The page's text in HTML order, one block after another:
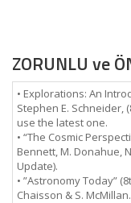
ZORUNLU ve
• Explorations: An
Stephen E. Schneider,
use the latest one.
• “The Cosmic
Bennett, M. Donahue,
Update).
• ”Astronomy Today”
Chaisson & S. McMillan.